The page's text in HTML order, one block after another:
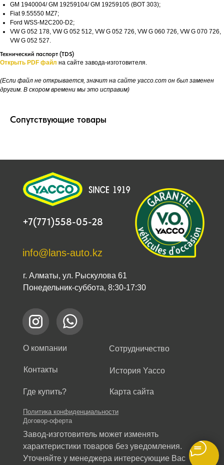
GM 1940004/ GM 19259104/ GM 19259105 (BOT 303);
Fiat 9.55550 MZ7;
Ford WSS-M2C200-D2;
VW G 052 178, VW G 052 512, VW G 052 726, VW G 060 726, VW G 070 726,
VW G 052 527.
Технический паспорт (TDS)
Открыть PDF файл на сайте завода-изготовителя.
(Если файл не открывается, значит на сайте yacco.com он был заменен
другим. В скором времени мы это исправим)
Сопутствующие товары
Политика конфиденциальности
Договор-оферта
О компании Сотрудничество
Контакты
Где купить?
История Yacco
+7(771)558-05-28
info@lans-auto.kz
г. Алматы, ул. Рыскулова 61
Понедельник-суббота, 8:30-17:30
Карта сайта
Завод-изготовитель может изменять
характеристики товаров без уведомления.
Уточняйте у менеджера интересующие Вас